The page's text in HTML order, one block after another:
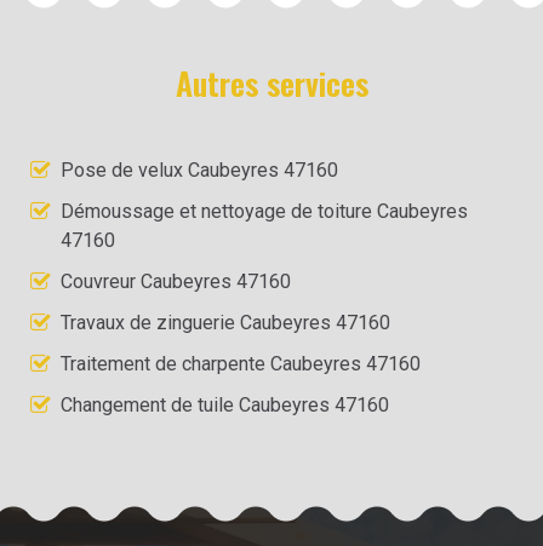
Autres services
Pose de velux Caubeyres 47160
Démoussage et nettoyage de toiture Caubeyres
47160
Couvreur Caubeyres 47160
Travaux de zinguerie Caubeyres 47160
Traitement de charpente Caubeyres 47160
Changement de tuile Caubeyres 47160